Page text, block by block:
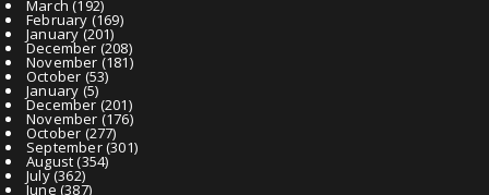
March (192)
February (169)
January(201)
December (208)
November (181)
October (53)
January (5)
December(201)
November (176)
October (277)
September(301)
August(354)
July(362)
June(387)